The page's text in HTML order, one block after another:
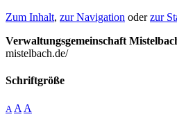
Zum Inhalt, zur Navigation oderzur
Verwaltungsgemeinschaft
mistelbach.de/
Schriftgröße
A A A